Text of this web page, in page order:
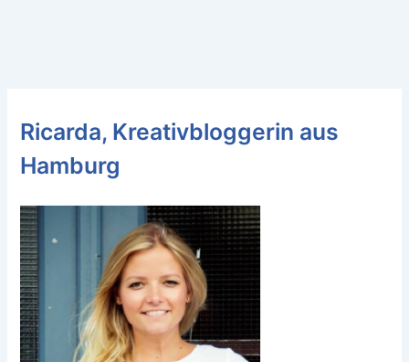
Ricarda, Kreativbloggerin aus
Hamburg